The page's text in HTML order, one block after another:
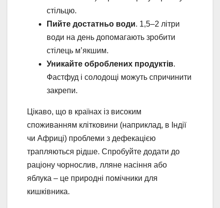
стільцю.
Пийте достатньо води. 1,5–2 літри
води на день допомагають зробити
стілець м’якшим.
Уникайте оброблених продуктів.
Фастфуд і солодощі можуть спричинити
закрепи.
Цікаво, що в країнах із високим
споживанням клітковини (наприклад, в Індії
чи Африці) проблеми з дефекацією
трапляються рідше. Спробуйте додати до
раціону чорнослив, лляне насіння або
яблука – це природні помічники для
кишківника.